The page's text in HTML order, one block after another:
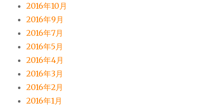
2016年10月
2016年9月
2016年7月
2016年5月
2016年4月
2016年3月
2016年2月
2016年1月